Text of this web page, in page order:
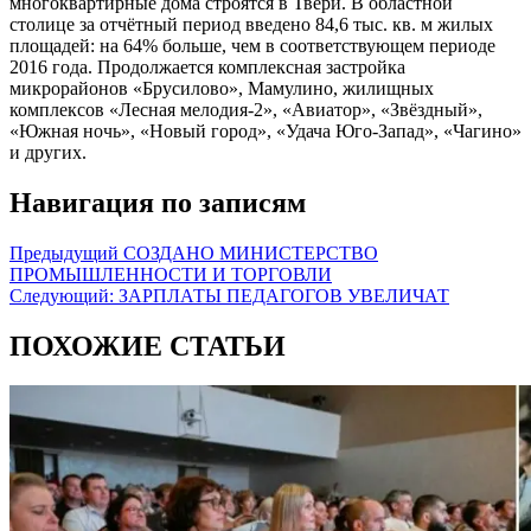
столице за отчётный период введено 84,6 тыс. кв. м жилых
площадей: на 64% больше, чем в соответствующем периоде
2016 года. Продолжается комплексная застройка
микрорайонов «Брусилово», Мамулино, жилищных
комплексов «Лесная мелодия-2», «Авиатор», «Звёздный»,
«Южная ночь», «Новый город», «Удача Юго-Запад», «Чагино»
и других.
Навигация по записям
Предыдущий СОЗДАНО МИНИСТЕРСТВО
ПРОМЫШЛЕННОСТИ И ТОРГОВЛИ
Следующий: ЗАРПЛАТЫ ПЕДАГОГОВ УВЕЛИЧАТ
ПОХОЖИЕ СТАТЬИ